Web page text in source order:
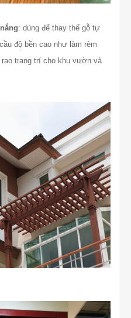
: dùng để thay thế gỗ tự
độ bền cao như làm rèm
trang trí cho khu vườn và